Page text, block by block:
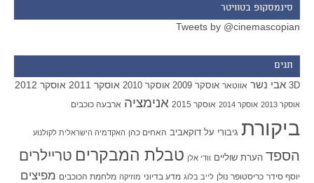
סינמסקופ בטוויטר
Tweets by @cinemascopian
תגים
3D אבי נשר אווטאר אוסקר 2009 אוסקר 2010 אוסקר 2011 אוסקר 2012
אוסקר 2013 אוסקר 2014 אוסקר 2015 אנימציה ארבעה כוכבים
ביקורת גיבורי על דוקאביב האחים כהן האקדמיה הישראלית לקולנוע
הספד הערת שוליים וודי אלן טבלת המבקרים טריילרים
יוסף סידר כריסטופר נולן לייב בלוג מדע בדיוני מוזיקה מלחמת הכוכבים מפיצים